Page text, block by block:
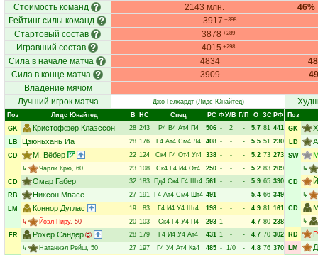
Стоимость команд 2143 млн.
46%
Рейтинг силы команд
3917 +398
Стартовый состав 3878 +289
Игравший состав 4015 +298
Сила в начале матча 4834
Сила в конце матча
3909
Владение мячом
Лучший игрок матча
Джо Гелхардт(Лидс Юнайтед)
Поз Лидс Юнайтед В НC Спец РC ФУ/В Г/П О ЗС РФ
GK
Кристоффер Клаэссон 28 243 Р4 В4 Ат4 П4 506 - 2 - 5.7 81 441
LB
Цзюньхань Иа 28 176 Г4 Ат4 См4 Л4 408 - - - 5.5 51 230
CD
М. Вёбер 22 124 Ск4 Г4 От4 Уг4 338 - - - 5.2 73 273
↳
Чарли Крю, 60 23 108 Ск4 Г4 И4 От4 250 - - - 5.2 83 209
CD
Омар Габер 32 183 Пд4 Ск4 Г4 Шт4 561 - - - 5.9 65 390
RB
Никсон Мвасе 27 191 Г4 Ат4 См4 Шт4 491 - - - 5.4 66 349
LM
Коннор Дуглас 19 83 Г4 И4 У4 Шт4 198 - - - 4.9 81 161
↳
Йоэл Пиру, 50 20 103 Ск4 Г4 У4 П4 293 1 - - 4.7 80 238
FR
Рохер Сандер 28 179 Г4 И4 У4 Ат4 431 1 - - 4.7 70 302
↳
Натаниэл Рейш, 50 27 197 Г4 У4 Ат4 Ка4 485 - 1/0 - 4.8 76 370
Поз
GK
LD
SW
↳
CD
↳
CD
↳
RD
LM